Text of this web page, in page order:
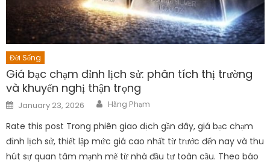
Đời Sống
Giá bạc chạm đỉnh lịch sử: phân tích thị trường
và khuyến nghị thận trọng
Posted
on
January 23, 2026 Author
Hằng Phạm
Rate this post Trong phiên giao dịch gần đây, giá bạc chạm
đỉnh lịch sử, thiết lập mức giá cao nhất từ trước đến nay và thu
hút sự quan tâm mạnh mẽ từ nhà đầu tư toàn cầu. Theo báo